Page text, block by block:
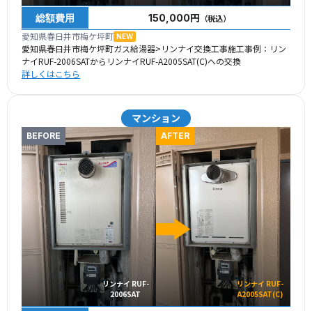
総額費用 150,000円 （税込）
愛知県春日井市梅ケ坪町 NEW
愛知県春日井市梅ケ坪町ガス給湯器>リンナイ交換工事施工事例：リン
ナイRUF-2006SATからリンナイRUF-A2005SAT(C)への交換
詳しくはこちら
マンション
BEFORE
リンナイ RUF-
2006SAT
AFTER
リンナイ RUF-
A2005SAT(C)